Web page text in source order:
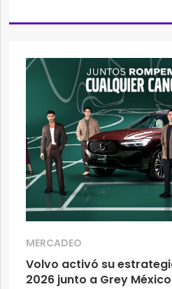
MERCADEO
Volvo activó su
2026 junto a Grey México